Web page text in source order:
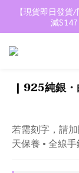
【現貨即日發
減$147
| 925純銀
若需刻字，請
天保養 • 全線